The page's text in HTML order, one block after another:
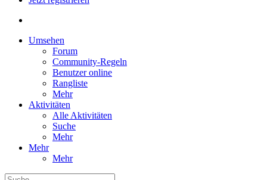
Umsehen
Forum
Community-Regeln
Benutzer online
Rangliste
Mehr
Aktivitäten
Alle Aktivitäten
Suche
Mehr
Mehr
Mehr